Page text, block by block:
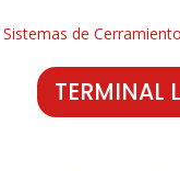
Sistemas de Cerramiento
TERMINAL